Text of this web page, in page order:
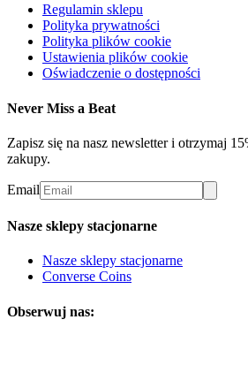
Regulamin sklepu
Polityka prywatności
Polityka plików cookie
Ustawienia plików cookie
Oświadczenie o dostępności
Never Miss a Beat
Zapisz się na nasz newsletter i otrzymaj
zakupy.
Email
Nasze sklepy stacjonarne
Nasze sklepy stacjonarne
Converse Coins
Obserwuj nas: